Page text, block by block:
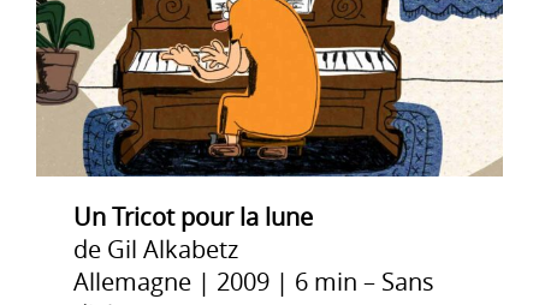
Un Tricot pour la lune
de Gil Alkabetz
Allemagne | 2009 | 6 min – Sans